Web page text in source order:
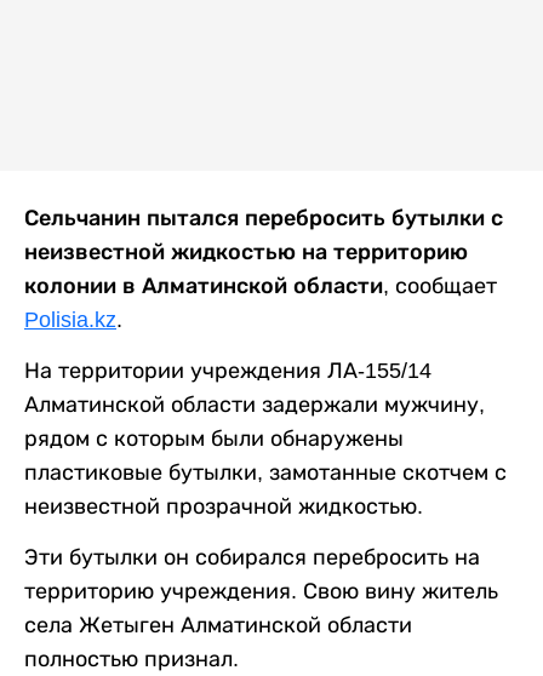
Сельчанин пытался перебросить бутылки с
неизвестной жидкостью на территорию
колонии в Алматинской области, сообщает
Polisia.kz.
На территории учреждения ЛА-155/14
Алматинской области задержали мужчину,
рядом с которым были обнаружены
пластиковые бутылки, замотанные скотчем с
неизвестной прозрачной жидкостью.
Эти бутылки он собирался перебросить на
территорию учреждения. Свою вину житель
села Жетыген Алматинской области
полностью признал.